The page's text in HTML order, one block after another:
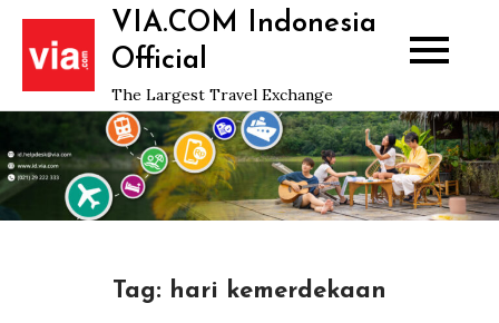
Skip
content
VIA.COM Indonesia
Official
The Largest Travel Exchange
Tag: hari kemerdekaan